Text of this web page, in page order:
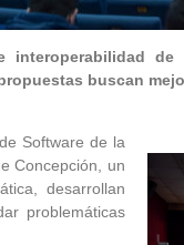
interoperabilidad
buscan
Software de la
Concepción, un
desarrollan
problemáticas